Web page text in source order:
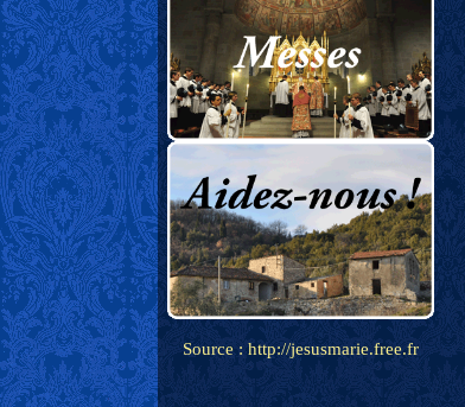
Source : http://jesusmarie.free.fr